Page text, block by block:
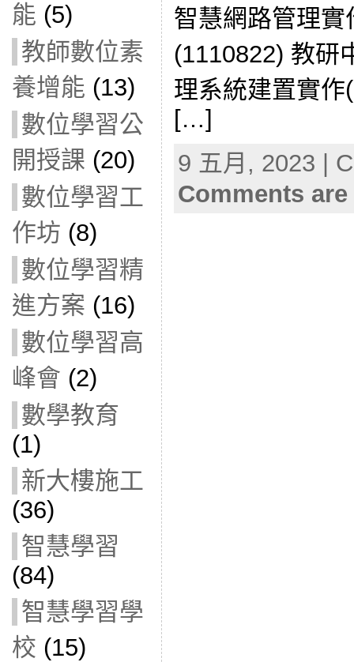
能 (5)
教師數位素
養增能 (13)
數位學習公
開授課 (20)
數位學習工
作坊 (8)
數位學習精
進方案 (16)
數位學習高
峰會 (2)
數學教育
(1)
新大樓施工
(36)
智慧學習
(84)
智慧學習學
校 (15)
智慧網路管理
(1110822) 教研
理系統建置實
[…]
9 五月, 2023 |
Comments